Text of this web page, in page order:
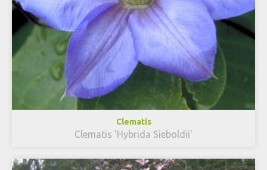
Clematis
Clematis 'Hybrida Sieboldii'